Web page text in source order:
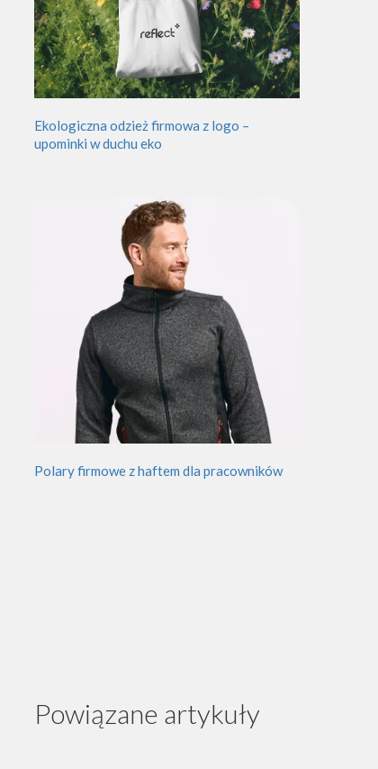
Ekologiczna odzież firmowa z logo –
upominki w duchu eko
Polary firmowe z haftem dla pracowników
Powiązane artykuły